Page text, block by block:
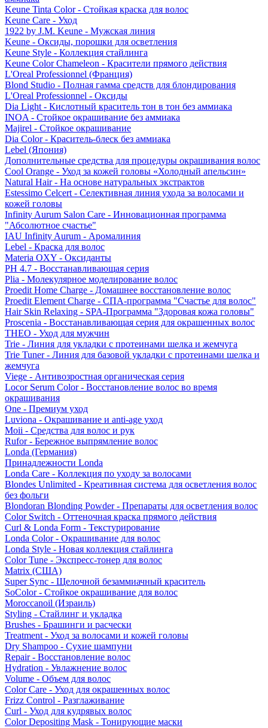
Keune Tinta Color - Стойкая краска для волос
Keune Care - Уход
1922 by J.M. Keune - Мужская линия
Keune - Оксиды, порошки для осветления
Keune Style - Коллекция стайлинга
Keune Color Chameleon - Красители прямого действия
L'Oreal Professionnel (Франция)
Blond Studio - Полная гамма средств для блондирования
L'Oreal Professionnel - Оксиды
Dia Light - Кислотный краситель тон в тон без аммиака
INOA - Стойкое окрашивание без аммиака
Majirel - Стойкое окрашивание
Dia Color - Краситель-блеск без аммиака
Lebel (Япония)
Дополнительные средства для процедуры окрашивания волос
Cool Orange - Уход за кожей головы «Холодный апельсин»
Natural Hair - На основе натуральных экстрактов
Estessimo Celcert - Селективная линия ухода за волосами и
кожей головы
Infinity Aurum Salon Care - Инновационная программа
"Абсолютное счастье"
IAU Infinity Aurum - Аромалиния
Lebel - Краска для волос
Materia OXY - Оксиданты
PH 4.7 - Восстанавливающая серия
Plia - Молекулярное моделирование волос
Proedit Home Charge - Домашнее восстановление волос
Proedit Element Charge - СПА-программа "Счастье для волос"
Hair Skin Relaxing - SPA-Программа "Здоровая кожа головы"
Proscenia - Восстанавливающая серия для окрашенных волос
THEO - Уход для мужчин
Trie - Линия для укладки с протеинами шелка и жемчуга
Trie Tuner - Линия для базовой укладки с протеинами шелка и
жемчуга
Viege - Антивозростная органическая серия
Locor Serum Color - Восстановление волос во время
окрашивания
One - Премиум уход
Luviona - Окрашивание и anti-age уход
Moii - Средства для волос и рук
Rufor - Бережное выпрямление волос
Londa (Германия)
Принадлежности Londa
Londa Care - Коллекция по уходу за волосами
Blondes Unlimited - Креативная система для осветления волос
без фольги
Blondoran Blonding Powder - Препараты для осветления волос
Color Switch - Оттеночная краска прямого действия
Curl & Londa Form - Текстурирование
Londa Color - Окрашивание для волос
Londa Style - Новая коллекция стайлинга
Color Tune - Экспресс-тонер для волос
Matrix (США)
Super Sync - Щелочной безаммиачный краситель
SoColor - Стойкое окрашивание для волос
Moroccanoil (Израиль)
Styling - Стайлинг и укладка
Brushes - Брашинги и расчески
Treatment - Уход за волосами и кожей головы
Dry Shampoo - Сухие шампуни
Repair - Восстановление волос
Hydration - Увлажнение волос
Volume - Объем для волос
Color Care - Уход для окрашенных волос
Frizz Control - Разглаживание
Curl - Уход для кудрявых волос
Color Depositing Mask - Тонирующие маски